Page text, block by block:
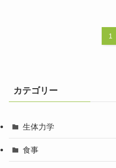
1
カテゴリー
生体力学
食事